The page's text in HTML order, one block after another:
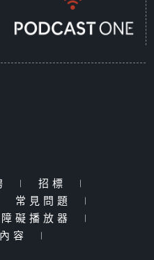
| 招標
|
常見問題
|
礙播放器
|
容
|